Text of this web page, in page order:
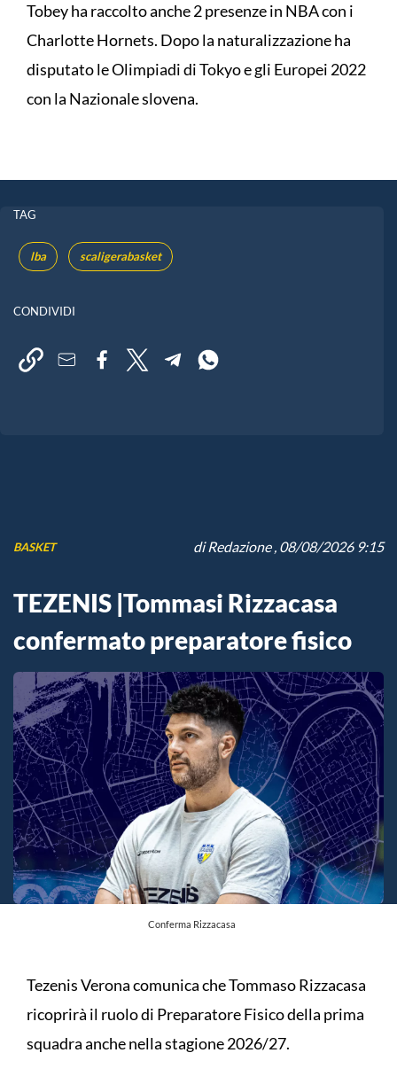
Tobey ha raccolto anche 2 presenze in NBA con i
Charlotte Hornets. Dopo la naturalizzazione ha
disputato le Olimpiadi di Tokyo e gli Europei 2022
con la Nazionale slovena.
TAG
lba scaligerabasket
CONDIVIDI
BASKET diRedazione, 08/08/2026 9:15
TEZENIS |Tommasi Rizzacasa
confermato preparatore fisico
Conferma Rizzacasa
Tezenis Verona comunica che Tommaso Rizzacasa
ricoprirà il ruolo di Preparatore Fisico della prima
squadra anche nella stagione 2026/27.